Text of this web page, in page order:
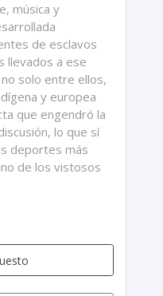
música y
de esclavos
llevados a ese
solo entre ellos,
y europea
que engendró la
lo que sí
deportes más
de los vistosos